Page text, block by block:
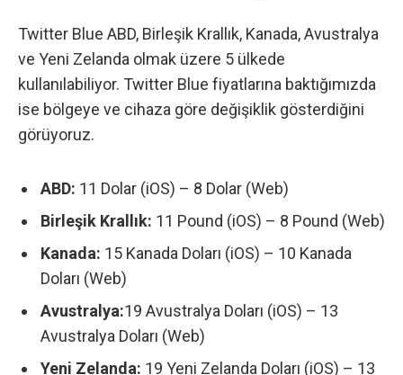
Twitter Blue ABD, Birleşik Krallık, Kanada, Avustralya
ve Yeni Zelanda olmak üzere 5 ülkede
kullanılabiliyor. Twitter Blue fiyatlarına baktığımızda
ise bölgeye ve cihaza göre değişiklik gösterdiğini
görüyoruz.
ABD: 11 Dolar (iOS) – 8 Dolar (Web)
Birleşik Krallık: 11 Pound (iOS) – 8 Pound (Web)
Kanada: 15 Kanada Doları (iOS) – 10 Kanada
Doları (Web)
Avustralya:19 Avustralya Doları (iOS) – 13
Avustralya Doları (Web)
Yeni Zelanda: 19 Yeni Zelanda Doları (iOS) – 13